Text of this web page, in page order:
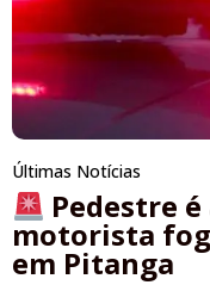
Últimas Notícias
Pedestre
motorista
em Pitanga